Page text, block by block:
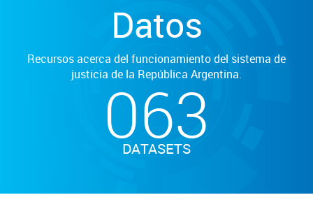
Datos
Recursos acerca del funcionamiento del sistema de
justicia de la República Argentina.
063
DATASETS